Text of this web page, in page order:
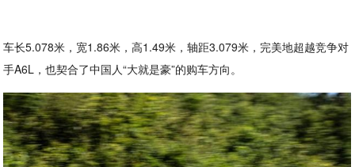
车长5.078米，宽1.86米，高1.49米，轴距3.079米，完美地超越竞争对
手A6L，也契合了中国人“大就是豪”的购车方向。